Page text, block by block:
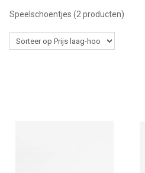
Accessoires
Onze merken
Speelschoentjes (2 producten)